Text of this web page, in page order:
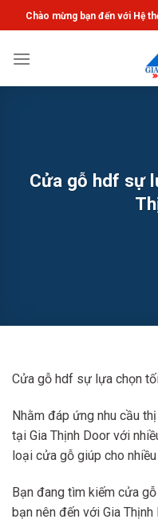
Chuyển
đến
dung
Chào mừng bạn đến với Hệ
Cửa gỗ hdf sự
Cửa gỗ hdf sự lựa chọn
Nhằm đáp ứng nhu cầu
tại Gia Thịnh Door với
loại cửa gỗ giúp cho
Bạn đang tìm kiếm cửa
bạn nên đến với Gia